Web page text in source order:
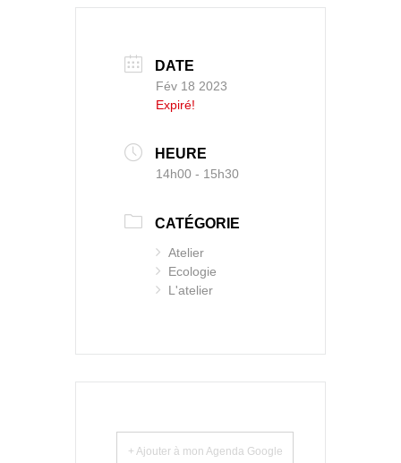
DATE
Fév 18 2023
Expiré!
HEURE
14h00 - 15h30
CATÉGORIE
Atelier
Ecologie
L'atelier
+ Ajouter à mon Agenda Google